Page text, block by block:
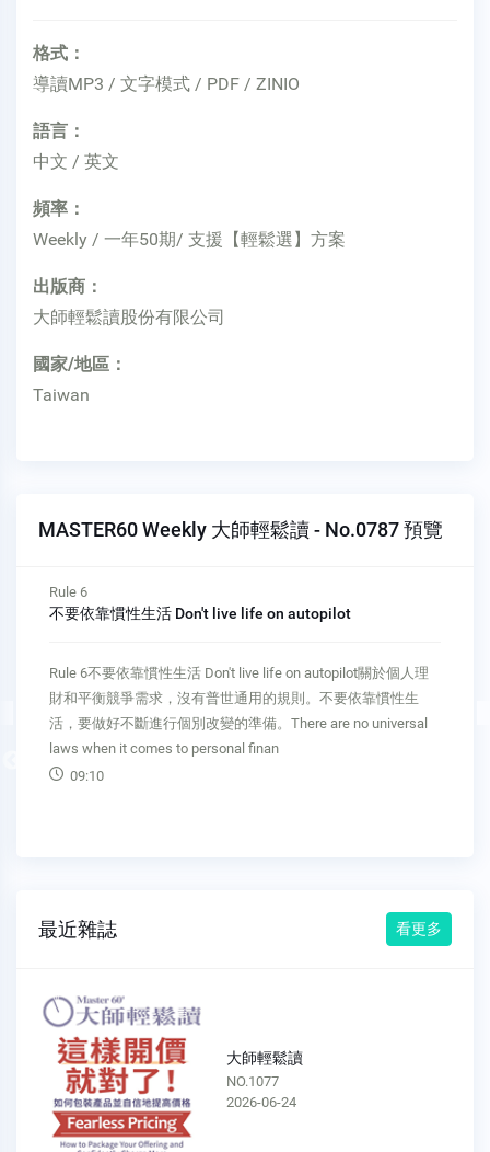
格式：
導讀MP3 / 文字模式 / PDF / ZINIO
語言：
中文 / 英文
頻率：
Weekly / 一年50期/ 支援【輕鬆選】方案
出版商：
大師輕鬆讀股份有限公司
國家/地區：
Taiwan
MASTER60 Weekly 大師輕鬆讀 - No.0787 預覽
Previous
Rule 7
根據季節進行規畫 Plan in terms of seasons
Rule 7根據季節進行規畫 Plan in terms of seasons人終有一
死。在那之前你會經歷幾個階段或季節。務必依照不同階段去
進行規畫，而不是天真地以為自己會永遠走下去。We all die
eventually, and you'll pass through several sta
13:37
最近雜誌 看更多
大師輕鬆讀
NO.1076
2026-06-17